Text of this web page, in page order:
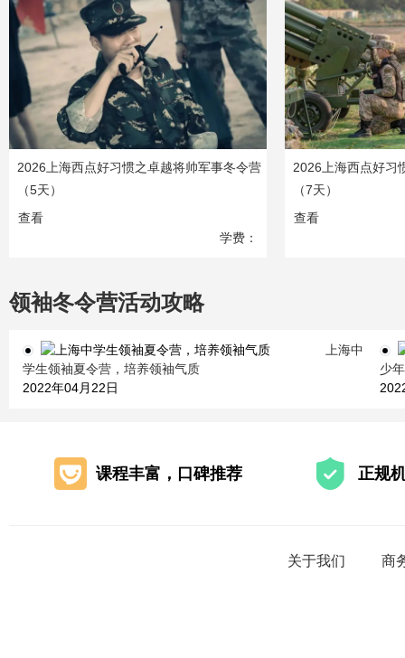
2026上海西点好习惯之卓越将帅军事冬令营
（5天）
学费：
查看
2026上海西点好习
（7天）
查看
领袖冬令营活动攻略
上海中
学生领袖夏令营，培养领袖气质
2022年04月22日
少
课程丰富，口碑推荐 正规
关于我们 商